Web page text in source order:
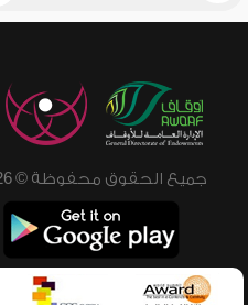
جميع الحقوق محفوظة © 2026 - 1998 لشبكة إسلام ويب